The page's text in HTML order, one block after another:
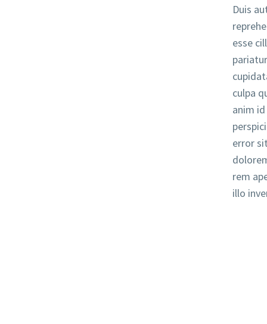
Duis
esse
culpa
anim
error
rem
illo